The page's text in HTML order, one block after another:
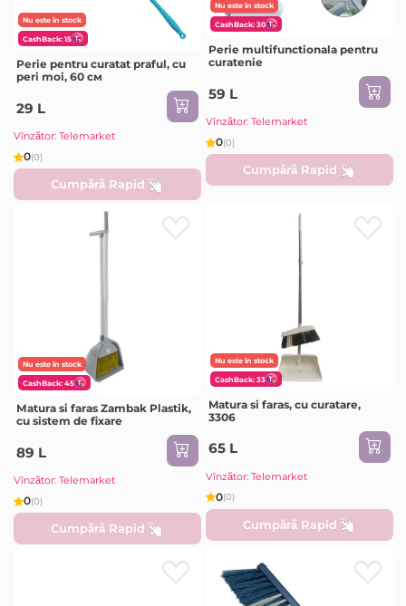
Nu este în stock
CashBack: 15
Perie pentru curatat praful, cu
peri moi, 60 см
29 L
Vînzător: Telemarket
0(0)
Cumpără Rapid
Nu este în stock
CashBack: 30
Perie multifunctionala pentru
curatenie
59 L
Vînzător: Telemarket
0(0)
Cumpără Rapid
Nu este în stock
CashBack: 45
Мatura si faras Zambak Plastik,
cu sistem de fixare
89 L
Vînzător: Telemarket
0(0)
Cumpără Rapid
Nu este în stock
CashBack: 33
Matura si faras, cu curatare,
3306
65 L
Vînzător: Telemarket
0(0)
Cumpără Rapid